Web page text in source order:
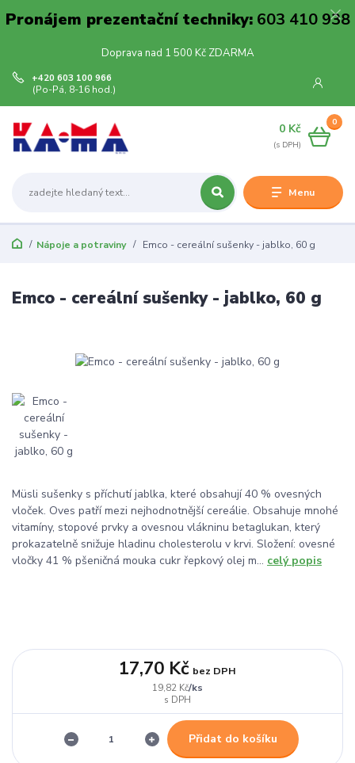
Pronájem prezentační techniky:603 410 938
Doprava nad 1 500 Kč ZDARMA
Menu
+420 603 100 966
(Po-Pá, 8-16 hod.)
0
0 Kč
Nápoje a potraviny Emco - cereální sušenky - jablko, 60 g
Emco - cereální sušenky - jablko, 60 g
Müsli sušenky s příchutí jablka, které obsahují 40 % ovesných
vloček. Oves patří mezi nejhodnotnější cereálie. Obsahuje mnohé
vitamíny, stopové prvky a ovesnou vlákninu betaglukan, který
prokazatelně snižuje hladinu cholesterolu v krvi. Složení: ovesné
vločky 41 % pšeničná mouka cukr řepkový olej m... celý popis
19,82 Kč/ks
17,70 Kč bez DPH
Přidat do košíku